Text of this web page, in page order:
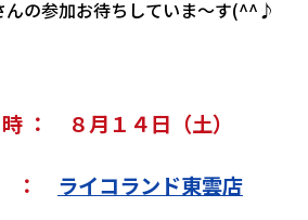
んの参加お待ちしていま～す(^^♪
８月１４日（土）
： ライコランド東雲店